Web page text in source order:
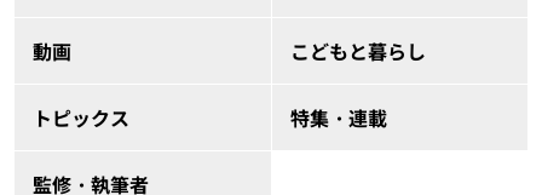
動画 こどもと暮らし
トピックス 特集・連載
監修・執筆者